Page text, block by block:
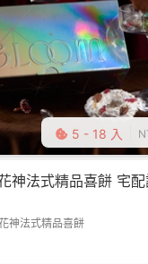
5 - 18 入
神法式精品喜餅 宅配
神法式精品喜餅